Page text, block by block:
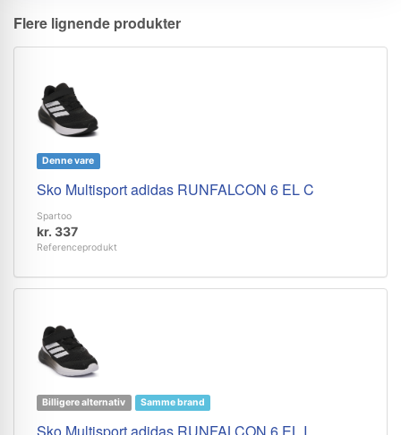
Flere lignende produkter
Denne vare
Sko Multisport adidas RUNFALCON 6 EL C
Spartoo
kr. 337
Referenceprodukt
Billigere alternativ Samme brand